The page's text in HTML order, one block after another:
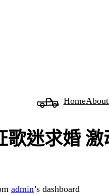
HomeAbout
歌迷求婚
admin’s dashboard